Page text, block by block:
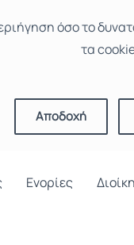
όσο το
τα
Αποδοχή
Ενορίες